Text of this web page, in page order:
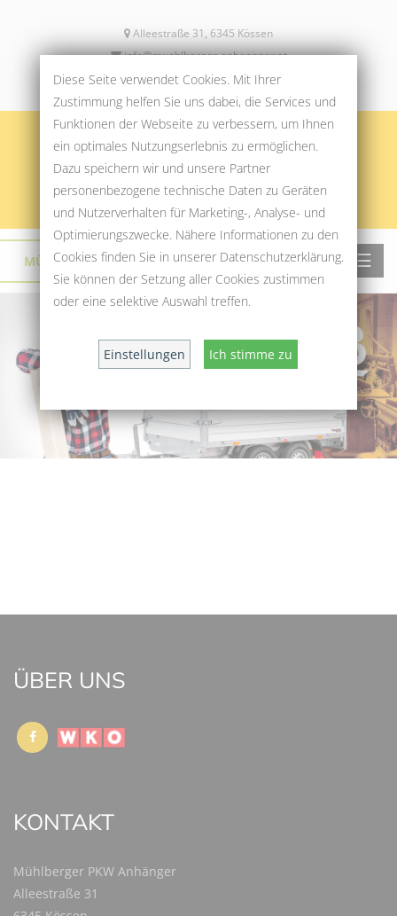
Alleestraße 31, 6345 Kössen
info@muehlberger-anhaenger.at
+43 5375 6256
☰
MÜHLBERGER SPORT & MODE ›
ÜBER UNS
KONTAKT
Mühlberger PKW Anhänger
Alleestraße 31
Diese Seite verwendet Cookies. Mit Ihrer
Zustimmung helfen Sie uns dabei, die Services und
Funktionen der Webseite zu verbessern, um Ihnen
ein optimales Nutzungserlebnis zu ermöglichen.
Dazu speichern wir und unsere Partner
personenbezogene technische Daten zu Geräten
und Nutzerverhalten für Marketing-, Analyse- und
Optimierungszwecke. Nähere Informationen zu den
Cookies finden Sie in unserer Datenschutzerklärung.
Sie können der Setzung aller Cookies zustimmen
oder eine selektive Auswahl treffen.
Einstellungen Ich stimme zu